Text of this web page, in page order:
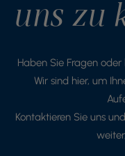
uns zu
Haben Sie Fragen
Wir sind hier, um
Kontaktieren Sie uns